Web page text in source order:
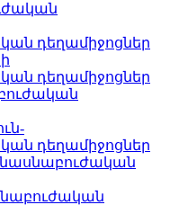
դեղամիջոցներ
դեղամիջոցներ
դեղամիջոցներ